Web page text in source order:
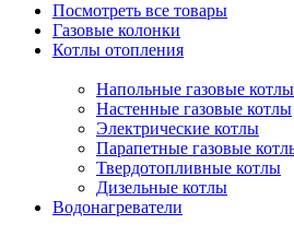
Посмотреть все товары
Газовые колонки
Котлы отопления
Напольные газовые котлы
Настенные газовые котлы
Электрические котлы
Парапетные газовые
Твердотопливные котлы
Дизельные котлы
Водонагреватели